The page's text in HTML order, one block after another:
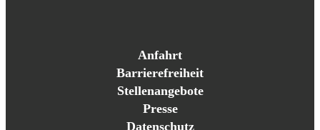
Anfahrt
Barrierefreiheit
Stellenangebote
Presse
Datenschutz